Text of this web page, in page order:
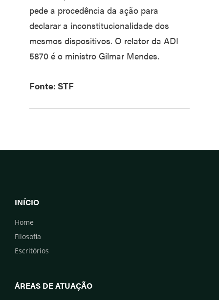
pede a procedência da ação para
declarar a inconstitucionalidade dos
mesmos dispositivos. O relator da ADI
5870 é o ministro Gilmar Mendes.
Fonte: STF
INÍCIO
Home
Filosofia
Escritórios
ÁREAS DE ATUAÇÃO